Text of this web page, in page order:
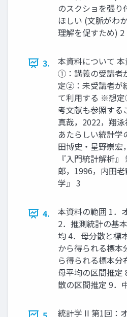
のスクショを張り
ほしい (文脈がわ
理解を促すため) 2
3.
本資料について
①：講義の受講者
定②：未受講者が
て利用する ※想
考文献も参照する
真哉，2022，翔
あたらしい統計学
田博史・星野崇宏
『入門統計解析
郎，1996，内田
学』 3
4.
本資料の範囲 1．
2．推測統計の基
均 4．母分散と標
から得られる標本
ら得られる標本分
母平均の区間推定
散の区間推定 9．
統計学 II 第1回：